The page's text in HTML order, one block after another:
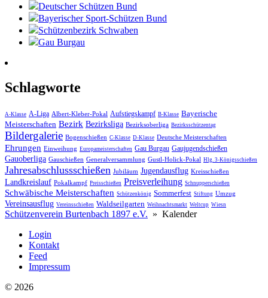
Deutscher Schützen Bund
Bayerischer Sport-Schützen Bund
Schützenbezirk Schwaben
Gau Burgau
Schlagworte
A-Klasse A-Liga Albert-Kleber-Pokal Aufstiegskampf B-Klasse Bayerische
Meisterschaften Bezirk Bezirksliga Bezirksoberliga Bezirksschützentag
Bildergalerie Bogenschießen C-Klasse D-Klasse Deutsche Meisterschaften
Ehrungen Einweihung Europameisterschaften Gau Burgau Gaujugendschießen
Gauoberliga Gauschießen Generalversammlung Gustl-Holick-Pokal Hlg. 3-Königsschießen
Jahres­abschluss­schießen Jubiläum Jugendausflug Kreisschießen
Landkreislauf Pokalkampf Preisschießen Preisverleihung Schnupperschießen
Schwäbische Meisterschaften Schützenkönig Sommerfest Stiftung Umzug
Vereinsausflug Vereinsschießen Waldseilgarten Weihnachtsmarkt Weltcup Wiesn
Schützenverein Burtenbach 1897 e.V. » Kalender
Login
Kontakt
Feed
Impressum
© 2026